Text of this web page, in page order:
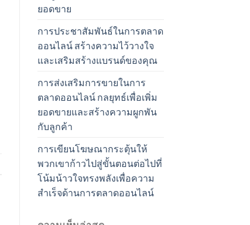
ยอดขาย
การประชาสัมพันธ์ในการตลาด
ออนไลน์ สร้างความไว้วางใจ
และเสริมสร้างแบรนด์ของคุณ
การส่งเสริมการขายในการ
ตลาดออนไลน์ กลยุทธ์เพื่อเพิ่ม
ยอดขายและสร้างความผูกพัน
กับลูกค้า
การเขียนโฆษณากระตุ้นให้
พวกเขาก้าวไปสู่ขั้นตอนต่อไปที่
โน้มน้าวใจทรงพลังเพื่อความ
สำเร็จด้านการตลาดออนไลน์